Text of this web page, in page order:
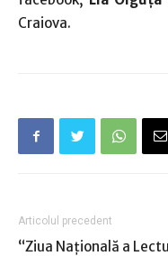
Craiova.
Articolul precedent
“Ziua Naţională a